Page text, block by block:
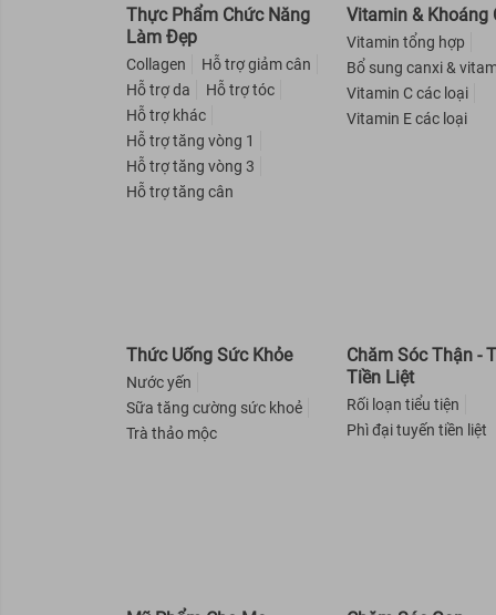
Herbal Essences
Old Spice
Love Beauty And Planet
X-Men
Hasi Kokeshi
Colab
X-Men For Boss
Michiru
Dr-Groot
Mamonde
Exclusive Cosmetic
Thực Phẩm Chức Năng
Làm Đẹp
Collagen
Hỗ trợ giảm cân
Hỗ trợ da
Hỗ trợ tóc
Hỗ trợ khác
Hỗ trợ tăng vòng 1
Hỗ trợ tăng vòng 3
Hỗ trợ tăng cân
Vitamin & Khoáng
Vitamin tổng hợp
Bổ sung canxi &
Vitamin C các loại
Vitamin E các loại
Thức Uống Sức Khỏe
Nước yến
Sữa tăng cường sức khoẻ
Trà thảo mộc
Chăm Sóc Thận -
Tiền Liệt
Rối loạn tiểu tiện
Phì đại tuyến tiền liệt